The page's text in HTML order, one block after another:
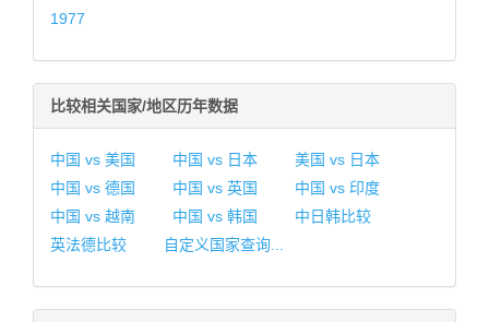
1977
比较相关国家/地区历年数据
中国 vs 美国 中国 vs 日本
美国 vs 日本
中国 vs 德国
中国 vs 英国
中国 vs 印度
中国 vs 越南
中国 vs 韩国
中日韩比较
英法德比较
自定义国家查询...